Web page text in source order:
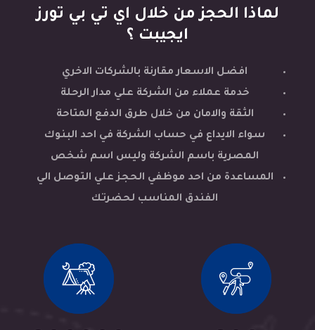
لماذا الحجز من خلال اي تي بي تورز
ايجيبت ؟
افضل الاسعار مقارنة بالشركات الاخري
خدمة عملاء من الشركة علي مدار الرحلة
الثقة والامان من خلال طرق الدفع المتاحة
سواء الايداع في حساب الشركة في احد البنوك
المصرية باسم الشركة وليس اسم شخص
المساعدة من احد موظفي الحجز علي التوصل الي
الفندق المناسب لحضرتك